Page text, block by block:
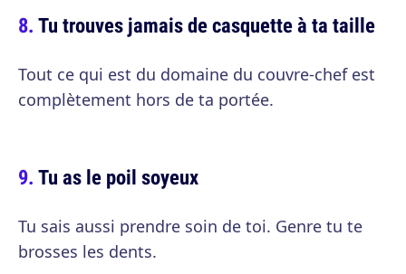
Tu trouves jamais de casquette à ta taille
Tout ce qui est du domaine du couvre-chef est
complètement hors de ta portée.
Tu as le poil soyeux
Tu sais aussi prendre soin de toi. Genre tu te
brosses les dents.